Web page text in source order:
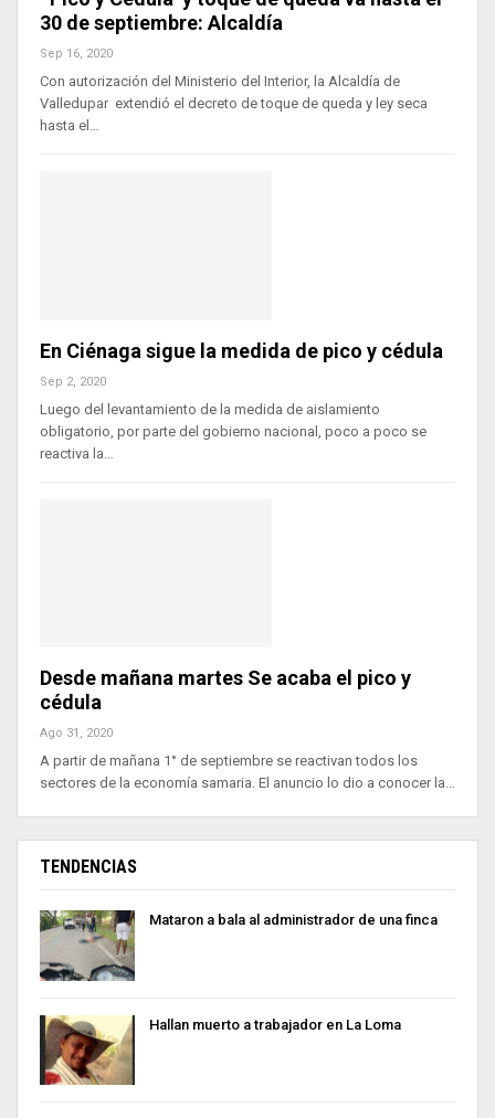
30 de septiembre: Alcaldía
Sep 16, 2020
Con autorización del Ministerio del Interior, la Alcaldía de
Valledupar extendió el decreto de toque de queda y ley seca
hasta el…
En Ciénaga sigue la medida de pico y cédula
Sep 2, 2020
Luego del levantamiento de la medida de aislamiento
obligatorio, por parte del gobierno nacional, poco a poco se
reactiva la…
Desde mañana martes Se acaba el pico y
cédula
Ago 31, 2020
A partir de mañana 1° de septiembre se reactivan todos los
sectores de la economía samaria. El anuncio lo dio a conocer la…
TENDENCIAS
Mataron a bala al administrador de una finca
Hallan muerto a trabajador en La Loma